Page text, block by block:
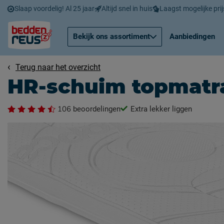
Slaap voordelig! Al 25 jaar Altijd snel in huis Laagst mogelijke
Bekijk ons assortiment Aanbiedingen
Terug naar het overzicht
HR-schuim
106 beoordelingen Extra lekker liggen